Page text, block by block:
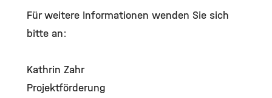
Für weitere Informationen wenden Sie sich
bitte an:
Kathrin Zahr
Projektförderung